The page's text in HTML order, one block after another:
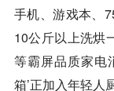
手机、游戏本、
10公斤以上洗烘
等霸屏品质家电
箱’正加入年轻